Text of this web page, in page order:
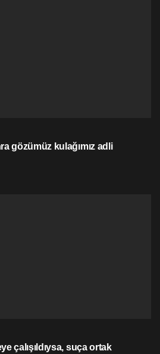
gözümüz kulağımız adli
çalışıldıysa, suça ortak